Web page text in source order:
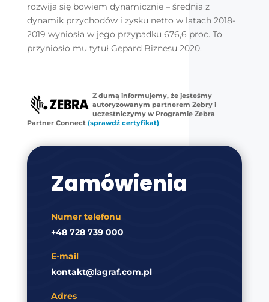
rozwija się bowiem dynamicznie – średnia z
dynamik przychodów i zysku netto w latach 2018-
2019 wyniosła w jego przypadku 676,6 proc. To
przyniosło mu tytuł Gepard Biznesu 2020.
Z dumą informujemy, że jesteśmy
autoryzowanym partnerem Zebry i
uczestniczymy w Programie Zebra
Partner Connect (sprawdź certyfikat)
Zamówienia
Numer telefonu
+48 728 739 000
E-mail
kontakt@lagraf.com.pl
Adres